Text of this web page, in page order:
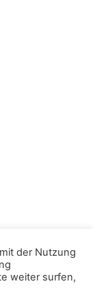
der Nutzung
weiter surfen,